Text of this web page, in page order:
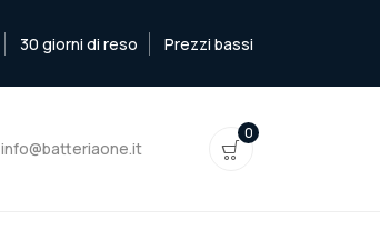
30 giorni di reso Prezzi bassi
info@batteriaone.it
0